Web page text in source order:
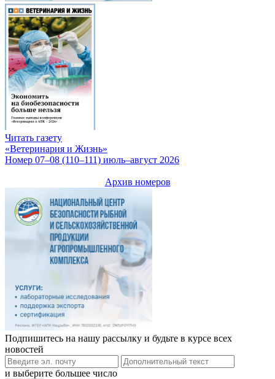
Читать газету
«Ветеринария и Жизнь»
Номер 07–08 (110–111) июль–август 2026
Архив номеров
Подпишитесь на нашу рассылку и будьте в курсе всех
новостей
и выберите большее число